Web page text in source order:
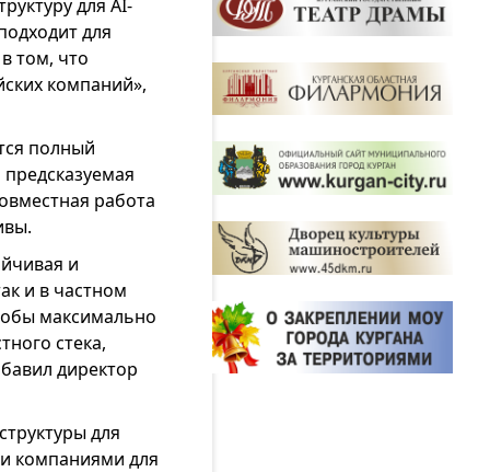
для AI-
для
том, что
компаний»,
полный
работа
и
и в частном
максимально
стека,
директор
для
компаниями для